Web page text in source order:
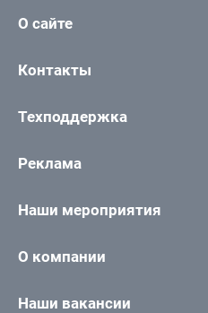
О сайте
Контакты
Техподдержка
Реклама
Наши мероприятия
О компании
Наши вакансии